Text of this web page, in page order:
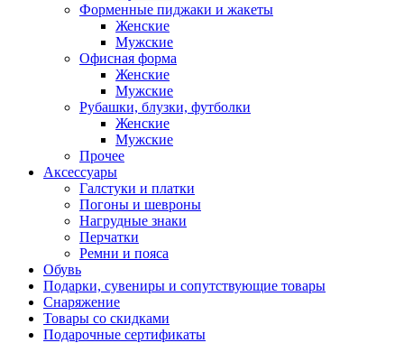
Форменные пиджаки и жакеты
Женские
Мужские
Офисная форма
Женские
Мужские
Рубашки, блузки, футболки
Женские
Мужские
Прочее
Аксессуары
Галстуки и платки
Погоны и шевроны
Нагрудные знаки
Перчатки
Ремни и пояса
Обувь
Подарки, сувениры и сопутствующие товары
Снаряжение
Товары со скидками
Подарочные сертификаты